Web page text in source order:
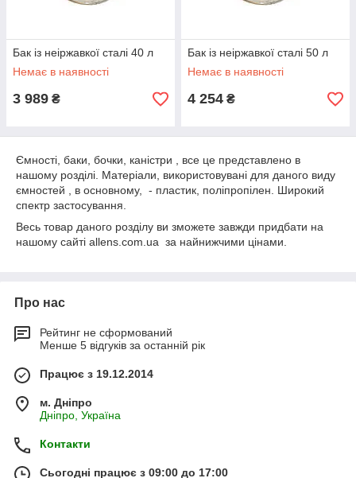
Бак із неіржавкої сталі 40 л
Немає в наявності
3 989 ₴
Бак із неіржавкої сталі 50 л
Немає в наявності
4 254 ₴
Ємності, баки, бочки, каністри , все це представлено в
нашому розділі. Матеріали, використовувані для даного виду
ємностей , в основному, - пластик, поліпропілен. Широкий
спектр застосування.
Весь товар даного розділу ви зможете завжди придбати на
нашому сайті allens.com.ua за найнижчими цінами.
Про нас
Рейтинг не сформований
Менше 5 відгуків за останній рік
Працює з 19.12.2014
м. Дніпро
Дніпро, Україна
Контакти
Сьогодні працює з 09:00 до 17:00